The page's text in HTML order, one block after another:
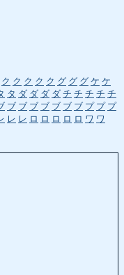
ク ク ク ク ク グ グ グ ケ ケ
タ ダ ダ ダ ダ チ チ チ チ チ
ブ ブ ブ ブ ブ ブ ブ プ プ プ
レ レ ロ ロ ロ ロ ロ ワ ワ